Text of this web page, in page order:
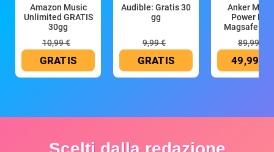
Amazon Music
Unlimited GRATIS
30gg
10,99 €
GRATIS
Audible: Gratis 30
gg
9,99 €
GRATIS
Anker
Power
Magsafe
89,99 €
49,99 €